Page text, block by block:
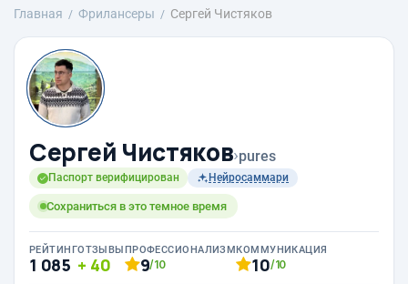
Главная Фрилансеры Сергей Чистяков
Сергей Чистяков›pures
Паспорт верифицирован Нейросаммари
Сохраниться в это темное время
РЕЙТИНГ
1 085
ОТЗЫВЫ
40
ПРОФЕССИОНАЛИЗМ
9/10
КОММУНИКАЦИЯ
10/10